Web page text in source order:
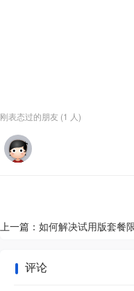
刚表态过的朋友 (1 人)
上一篇： 如何解决试用版套餐
评论